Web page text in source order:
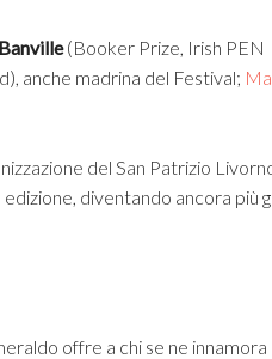
Banville(Booker Prize, Irish PEN
anche madrina del Festival;
del San Patrizio
diventando ancora più
offre a chi se ne